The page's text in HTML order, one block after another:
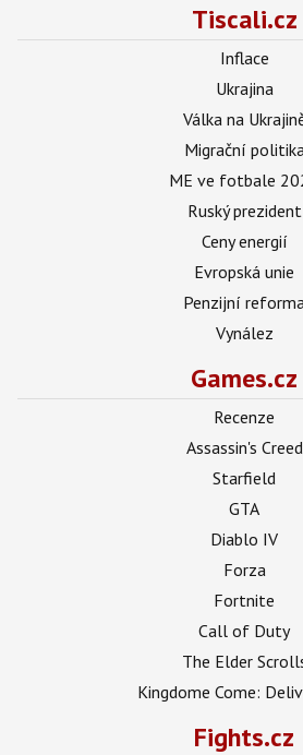
Tiscali.cz
Inflace
Ukrajina
Válka na
Migrační politika
ME ve fotbale
Ruský prezident
Ceny energií
Evropská unie
Penzijní reforma
Vynález
Games.cz
Recenze
Assassin's Creed
Starfield
GTA
Diablo IV
Forza
Fortnite
Call of Duty
The Elder
Kingdome Come:
Fights.cz